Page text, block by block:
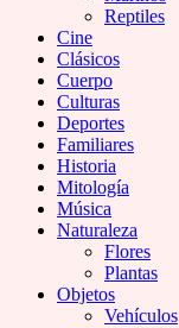
Reptiles
Cine
Clásicos
Cuerpo
Culturas
Deportes
Familiares
Historia
Mitología
Música
Naturaleza
Flores
Plantas
Objetos
Vehículos